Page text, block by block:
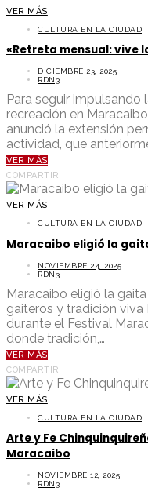
VER MÁS
CULTURA EN LA CIUDAD
«Retreta mensual: vive
DICIEMBRE 23, 2025
RDN3
Para seguir
recreación en
anunció la extensión
actividad, que
VER MÁS
COMPARTIR
VER MÁS
CULTURA EN LA CIUDAD
Maracaibo eligió la
NOVIEMBRE 24, 2025
RDN3
Maracaibo eligió la
gaiteros y tradición
durante el Festival
donde tradición,…
VER MÁS
COMPARTIR
VER MÁS
CULTURA EN LA CIUDAD
Arte y Fe
Maracaibo
NOVIEMBRE 12, 2025
RDN3